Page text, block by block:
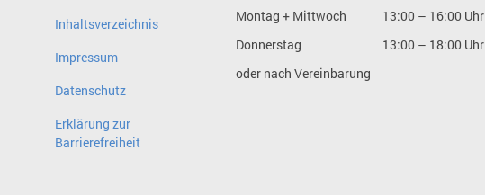
Inhaltsverzeichnis
Impressum
Datenschutz
Erklärung zur
Barrierefreiheit
Montag + Mittwoch
13:00 – 16:00 Uhr
Donnerstag
13:00 – 18:00 Uhr
oder nach Vereinbarung